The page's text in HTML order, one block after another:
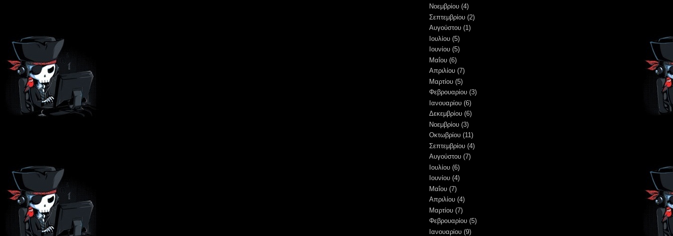
Νοεμβρίου (4)
Σεπτεμβρίου (2)
Αυγούστου (1)
Ιουλίου (5)
Ιουνίου (5)
Μαΐου (6)
Απριλίου (7)
Μαρτίου (5)
Φεβρουαρίου (3)
Ιανουαρίου (6)
Δεκεμβρίου (6)
Νοεμβρίου (3)
Οκτωβρίου (11)
Σεπτεμβρίου (4)
Αυγούστου (7)
Ιουλίου (6)
Ιουνίου (4)
Μαΐου (7)
Απριλίου (4)
Μαρτίου (7)
Φεβρουαρίου (5)
Ιανουαρίου (9)